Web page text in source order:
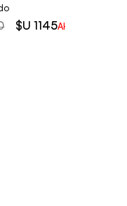
$U 1145AHORRO DEL